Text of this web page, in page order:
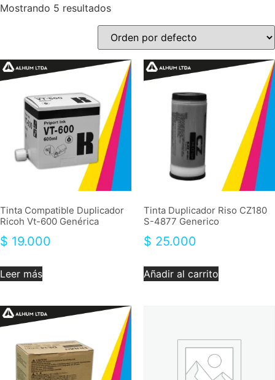
Mostrando 5 resultados
Tinta Compatible Duplicador
Ricoh Vt-600 Genérica
$ 19.000
Leer más
Tinta Duplicador Riso CZ180
S-4877 Generico
$ 25.000
Añadir al carrito